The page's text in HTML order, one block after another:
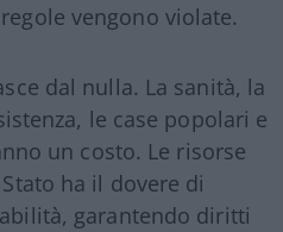
vengono violate.
dal nulla. La sanità, la
le case popolari e
un costo. Le risorse
ha il dovere di
garantendo diritti